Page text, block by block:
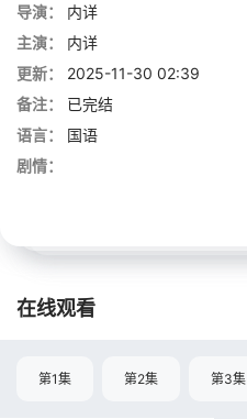
导演：
内详
主演：
内详
更新：
2025-11-30 02:39
备注：
已完结
语言：
国语
剧情：
在线观看
第1集 第2集 第3集